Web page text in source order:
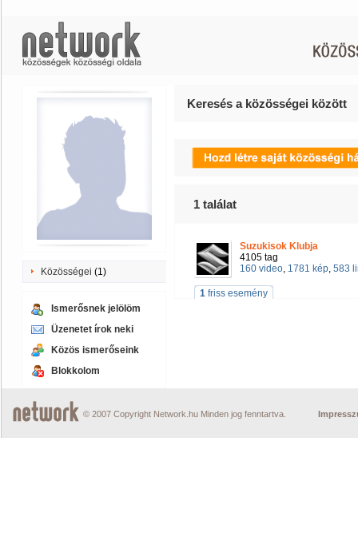
Közösségei (1)
Ismerősnek jelölöm
Üzenetet írok neki
Közös ismerőseink
Blokkolom
Keresés a közösségei között
1 találat
Suzukisok Klubja
4105 tag
160 video, 1781 kép, 583
1 friss esemény
© 2007 Copyright Network.hu Minden jog fenntartva.